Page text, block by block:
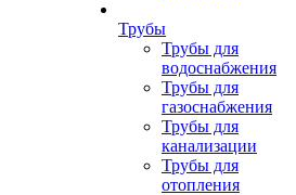
Трубы
Трубы для
водоснабжения
Трубы для
газоснабжения
Трубы для
канализации
Трубы для
отопления